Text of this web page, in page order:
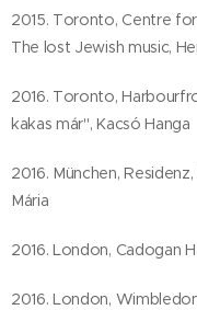
2015. Toronto, Centre
The lost Jewish music,
2016. Toronto,
kakas már", Kacsó Hanga
2016. München,
Mária
2016. London, Cadogan
2016. London,